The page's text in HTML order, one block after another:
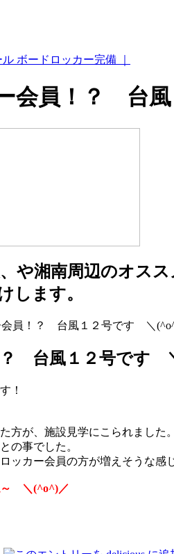
ボードロッカー完備 ｜
会員！？ 台
や湘南周辺のオス
します。
会員！？ 台風１２号です ＼
台風１２号です
！
方が、施設見学にこられました。
の事でした。
ッカー会員の方が増えそうな
～ ＼(^o^)／